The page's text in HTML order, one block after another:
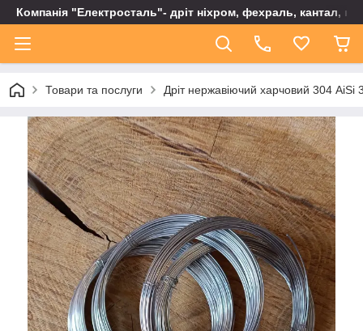
Компанія "Електросталь"- дріт ніхром, фехраль, кантал,
Товари та послуги Дріт нержавіючий харчовий 304 AiSi